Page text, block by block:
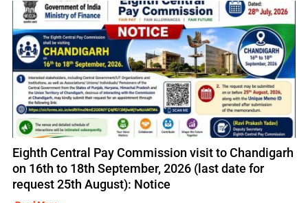
Eighth Central Pay Commission visit to Chandigarh
on 16th to 18th September, 2026 (last date for
request 25th August): Notice